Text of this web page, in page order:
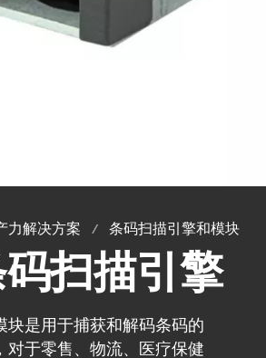
力解决方案 条码扫描引擎和模块
扫描引擎
块是用于捕获和解码条码的
对于零售、物流、医疗保健